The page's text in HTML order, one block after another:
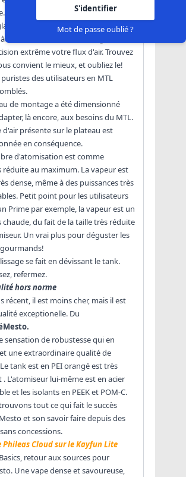
S'identifier
Mot de passe oublié ?
Pas de bague ou ce genre de choses
est caché. Le nouveau pin 510
l'aide d'un tournevis, de régler avec
extrême votre flux d'air. Trouvez
convient le mieux, et oubliez le!
puristes des utilisateurs en MTL
de montage a été dimensionné
là encore, aux besoins du MTL.
d'air présente sur le plateau est
en conséquence.
d'atomisation est comme
au maximum. La vapeur est
dense, même à des puissances très
Petit point pour les utilisateurs
Prime par exemple, la vapeur est un
chaude, du fait de la taille très réduite
Un vrai plus pour déguster les
se fait en dévissant le tank.
refermez.
hors norme
récent, il est moins cher, mais il est
exceptionelle. Du
sensation de robustesse qui en
une extraordinaire qualité de
tank est en PEI orangé est très
. L'atomiseur lui-même est en acier
et les isolants en PEEK et POM-C.
tout ce qui fait le succès
et son savoir faire depuis des
concessions.
Phileas Cloud sur le Kayfun Lite
retour aux sources pour
Une vape dense et savoureuse,